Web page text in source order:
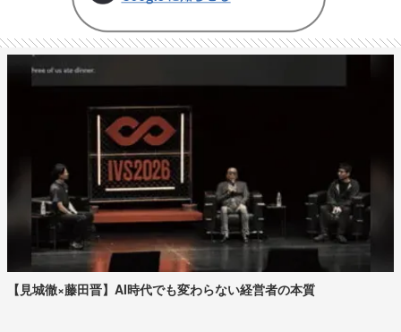
【見城徹×藤田晋】AI時代でも変わらない経営者の本質